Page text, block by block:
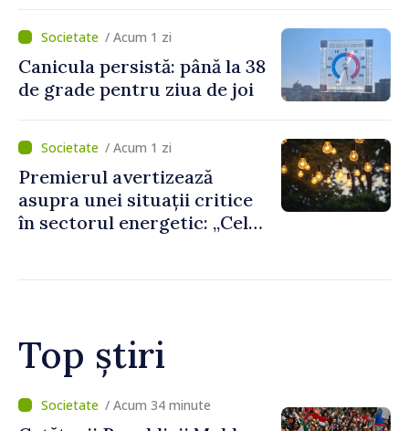
cetățeni au solicitat
ambulanța/ Acum 1 zi
Canicula persistă: până la 38
de grade pentru ziua de joi
/ Acum 1 zi
Premierul avertizează
asupra unei situații critice
în sectorul energetic: „Cel
Top știri
/ Acum 8 minute